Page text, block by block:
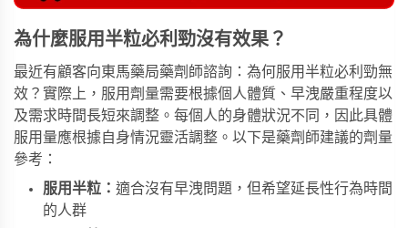
為什麼服用半粒必利勁沒有效果？
最近有顧客向東馬藥局藥劑師諮詢：為何服用半粒必利勁無
效？實際上，服用劑量需要根據個人體質、早洩嚴重程度以
及需求時間長短來調整。每個人的身體狀況不同，因此具體
服用量應根據自身情況靈活調整。以下是藥劑師建議的劑量
參考：
服用半粒： 適合沒有早洩問題，但希望延長性行為時間
的人群